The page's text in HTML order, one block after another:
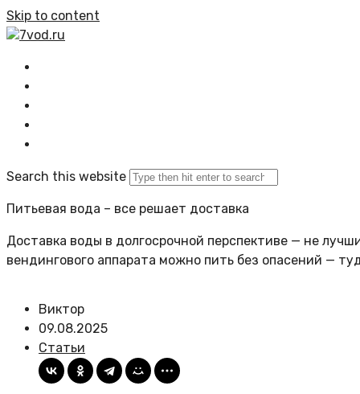
Skip to content
7vod.ru
Search this website
Питьевая вода – все решает доставка
Доставка воды в долгосрочной перспективе — не
вендингового аппарата можно пить без опасений —
Виктор
09.08.2025
Статьи